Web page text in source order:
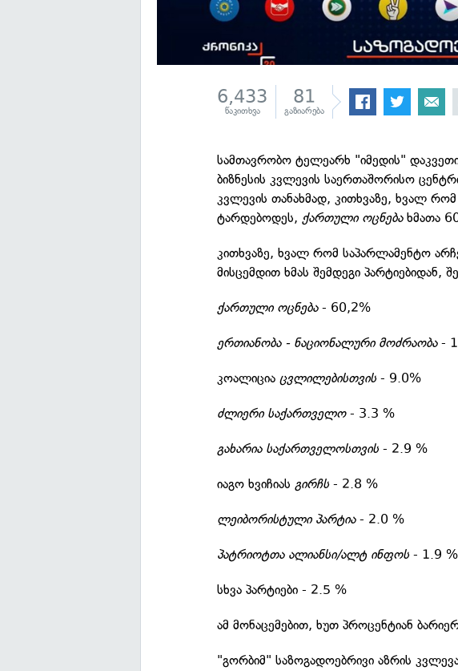
6,433
წაკითხვა
81
გაზიარება
სამთავრობო ტელეარხ "იმედის"
ბიზნესის კვლევის საერთაშორისო
კვლევის თანახმად, კითხვაზე, ხვალ
ტარდებოდეს,ქართული ოცნებახმათა
კითხვაზე, ხვალ რომ საპარლამენტო
მისცემდით ხმას შემდეგი პარტიებიდან,
ქართული ოცნება- 60,2%
ერთიანობა - ნაციონალური მოძრაობა-
კოალიციაცვლილებისთვის- 9.0%
ძლიერი საქართველო- 3.3 %
გახარია საქართველოსთვის- 2.9 %
იაგო ხვიჩიასგირჩს- 2.8 %
ლეიბორისტული პარტია- 2.0 %
პატრიოტთა ალიანსი/ალტ ინფოს- 1.9 %
სხვა პარტიები - 2.5 %
ამ მონაცემებით, ხუთ პროცენტიან
"გორბიმ" საზოგადოებრივი აზრის კვლევა